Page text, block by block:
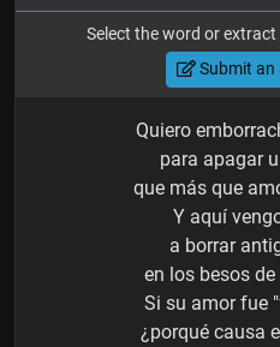
Select the word or
Submit an
Quiero
para apagar
que más que
Y aquí
a borrar
en los besos
Si su amor fue
¿porqué causa